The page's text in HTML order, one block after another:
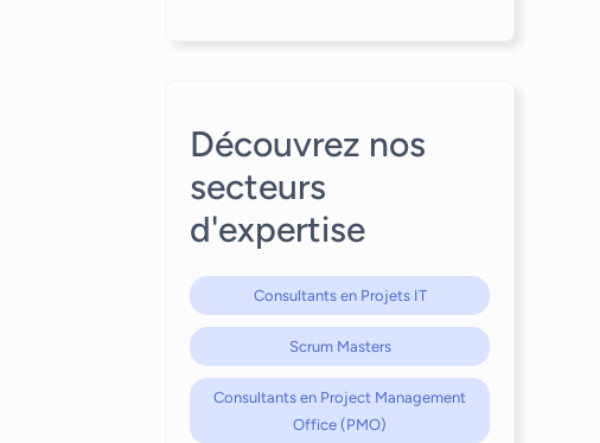
Découvrez nos
secteurs
d'expertise
Consultants en Projets IT
Scrum Masters
Consultants en Project Management
Office (PMO)